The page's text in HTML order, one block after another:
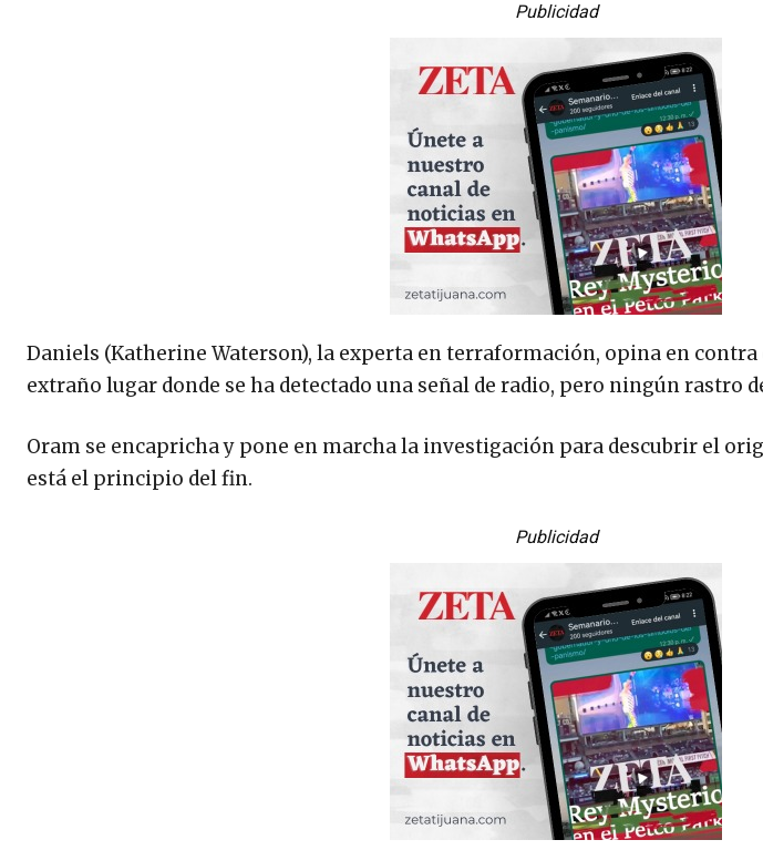
Publicidad
Daniels (Katherine Waterson), la experta en terraformación, opina en contra
extraño lugar donde se ha detectado una señal de radio, pero ningún rastro
Oram se encapricha y pone en marcha la investigación para descubrir el
está el principio del fin.
Publicidad